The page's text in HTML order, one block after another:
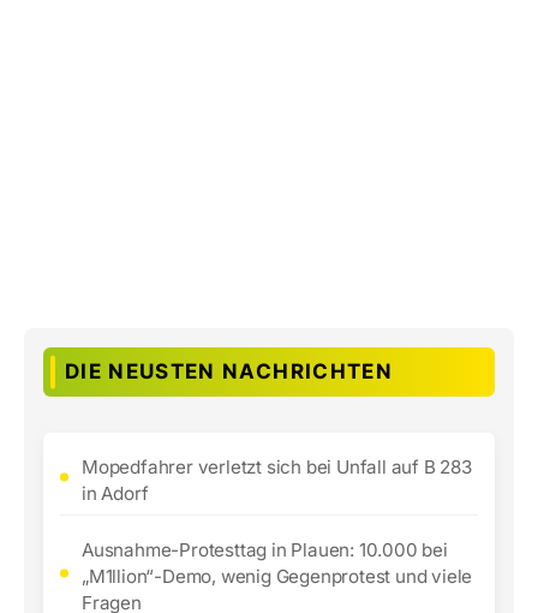
DIE NEUSTEN NACHRICHTEN
Mopedfahrer verletzt sich bei Unfall auf B 283
in Adorf
Ausnahme-Protesttag in Plauen: 10.000 bei
„M1llion“-Demo, wenig Gegenprotest und viele
Fragen